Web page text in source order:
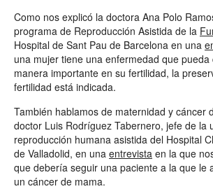
Como nos explicó la doctora Ana Polo
programa de Reproducción Asistida de la
Hospital de Sant Pau de Barcelona en una
una mujer tiene una enfermedad que
manera importante en su fertilidad, la
fertilidad está indicada.
También hablamos de maternidad y cáncer
doctor Luis Rodríguez Tabernero, jefe de la
reproducción humana asistida del Hospital
de Valladolid, en una entrevista en la que
que debería seguir una paciente a la que le
un cáncer de mama.